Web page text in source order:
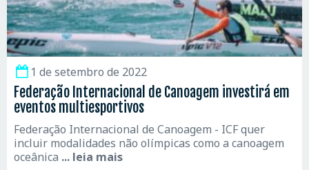
1 de setembro de 2022
Federação Internacional de Canoagem investirá em
eventos multiesportivos
Federação Internacional de Canoagem - ICF quer
incluir modalidades não olímpicas como a canoagem
oceânica ... leia mais